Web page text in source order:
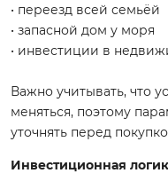
• переезд всей семьёй
• запасной дом у моря
• инвестиции в
Важно учитывать, что
меняться, поэтому
уточнять перед
Инвестиционная